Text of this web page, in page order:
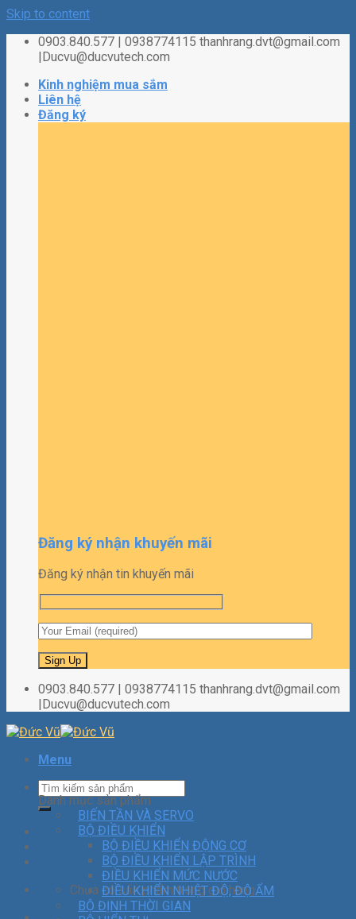
Skip to content
0903.840.577 | 0938774115 thanhrang.dvt@gmail.com
|Ducvu@ducvutech.com
Kinh nghiệm mua sắm
Liên hệ
Đăng ký
Đăng ký nhận khuyến mãi
Đăng ký nhận tin khuyến mãi
0903.840.577 | 0938774115 thanhrang.dvt@gmail.com
|Ducvu@ducvutech.com
Menu
Chưa có sản phẩm trong giỏ hàng.
Danh mục sản phẩm
BIẾN TẦN VÀ SERVO
BỘ ĐIỀU KHIỂN
BỘ ĐIỀU KHIỂN ĐỘNG CƠ
BỘ ĐIỀU KHIỂN LẬP TRÌNH
ĐIỀU KHIỂN MỨC NƯỚC
ĐIỀU KHIỂN NHIỆT ĐỘ, ĐỘ ẨM
BỘ ĐỊNH THỜI GIAN